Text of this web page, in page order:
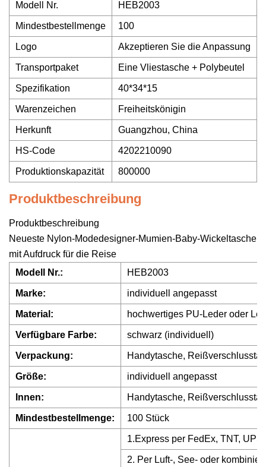
Modell Nr. HEB2003
Mindestbestellmenge 100
Logo Akzeptieren Sie die Anpassung
Transportpaket Eine Vliestasche + Polybeutel
Spezifikation 40*34*15
Warenzeichen Freiheitskönigin
Herkunft Guangzhou, China
HS-Code 4202210090
Produktionskapazität 800000
Produktbeschreibung
Produktbeschreibung
Neueste Nylon-Modedesigner-Mumien-Baby-Wickeltasche
mit Aufdruck für die Reise
Modell Nr.:
HEB2003
Marke: individuell angepasst
Material: hochwertiges PU-Leder oder
Verfügbare Farbe: schwarz (individuell)
Verpackung: Handytasche,
Größe: individuell angepasst
Innen: Handytasche,
Mindestbestellmenge: 100 Stück
1.Express per FedEx, TNT,
2. Per Luft-, See- oder